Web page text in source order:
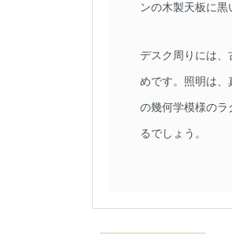
ンの木製天板に
デスク周りには、
めです。照明は、
の幾何学模様のラ
るでしょう。